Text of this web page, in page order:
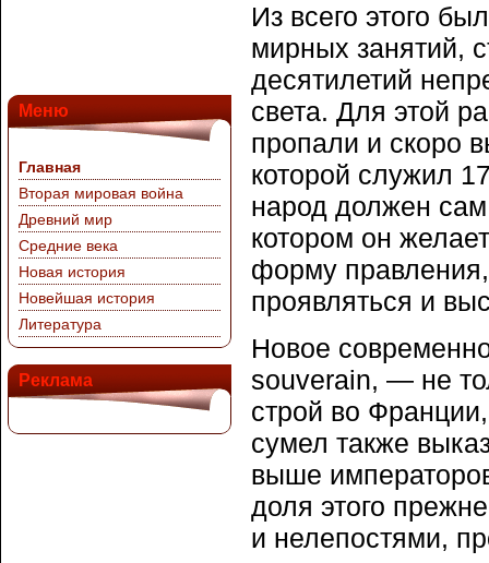
Меню
Главная
Вторая мировая война
Древний мир
Средние века
Новая история
Новейшая история
Литература
Реклама
Из всего этого
мирных занятий,
десятилетий
света. Для этой
пропали и скоро
которой служил
народ должен
котором он
форму
проявляться и
Новое
souverain, — не
строй во
сумел также
выше
доля этого
и нелепостями,